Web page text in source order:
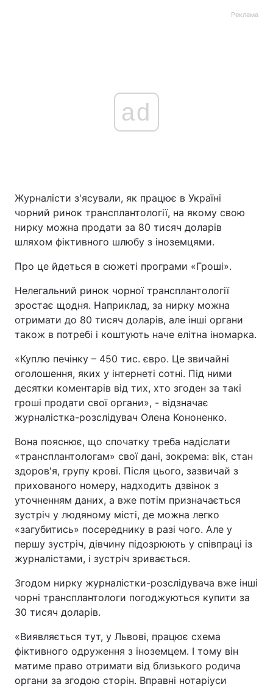
Війна
Спорт Наука
Техно і зв'язок Лайт
Зброя Інциденти
Здоров'я Туризм
Цікавинки Погода
Лонгріди
Відео з Youtube Статті
Думки
Архів Вакансії
Контакти
Послуги
Тема оформлення
Реклама
ad
Журналісти з'ясували, як працює в Україні
чорний ринок трансплантології, на якому свою
нирку можна продати за 80 тисяч доларів
шляхом фіктивного шлюбу з іноземцями.
Про це йдеться в сюжеті програми «Гроші».
Нелегальний ринок чорної трансплантології
зростає щодня. Наприклад, за нирку можна
отримати до 80 тисяч доларів, але інші органи
також в потребі і коштують наче елітна іномарка.
«Куплю печінку – 450 тис. євро. Це звичайні
оголошення, яких у інтернеті сотні. Під ними
десятки коментарів від тих, хто згоден за такі
гроші продати свої органи», - відзначає
журналістка-розслідувач Олена Кононенко.
Вона пояснює, що спочатку треба надіслати
«трансплантологам» свої дані, зокрема: вік, стан
здоров'я, групу крові. Після цього, зазвичай з
прихованого номеру, надходить дзвінок з
уточненням даних, а вже потім призначається
зустріч у людяному місті, де можна легко
«загубитись» посереднику в разі чого. Але у
першу зустріч, дівчину підозрюють у співпраці із
журналістами, і зустріч зривається.
Згодом нирку журналістки-розслідувача вже інші
чорні трансплантологи погоджуються купити за
30 тисяч доларів.
«Виявляється тут, у Львові, працює схема
фіктивного одруження з іноземцем. І тому він
матиме право отримати від близького родича
органи за згодою сторін. Вправні нотаріуси